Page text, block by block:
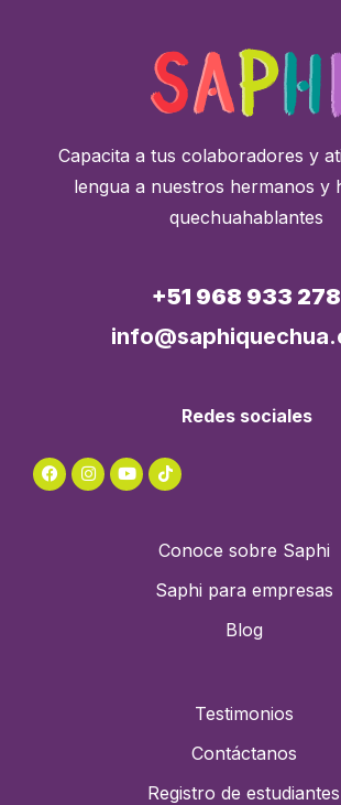
Capacita a tus colaboradores y
lengua a nuestros hermanos y
quechuahablantes
+51 968 933 278
Redes sociales
Conoce sobre Saphi
Saphi para empresas
Blog
Testimonios
Contáctanos
Registro de estudiantes